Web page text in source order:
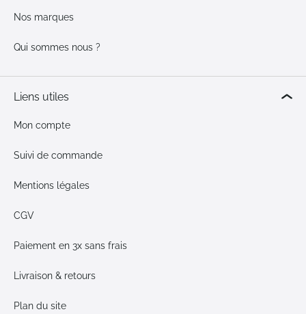
Nos marques
Qui sommes nous ?
Liens utiles
Mon compte
Suivi de commande
Mentions légales
CGV
Paiement en 3x sans frais
Livraison & retours
Plan du site